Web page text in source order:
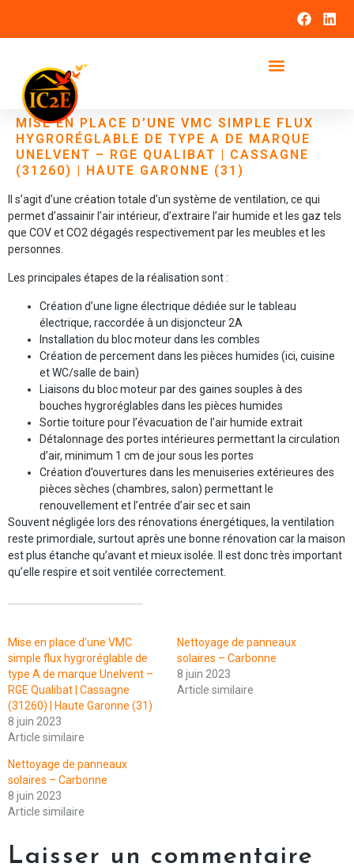
MISE EN PLACE D’UNE VMC SIMPLE FLUX
HYGRORÉGLABLE DE TYPE A DE MARQUE
UNELVENT – RGE QUALIBAT | CASSAGNE
(31260) | HAUTE GARONNE (31)
Il s’agit d’une création totale d’un système de ventilation, ce qui
permet d’assainir l’air intérieur, d’extraire l’air humide et les gaz tels
que COV et CO2 dégagés respectivement par les meubles et les
personnes.
Les principales étapes de la réalisation sont :
Création d’une ligne électrique dédiée sur le tableau
électrique, raccordée à un disjoncteur 2A
Installation du bloc moteur dans les combles
Création de percement dans les pièces humides (ici, cuisine
et WC/salle de bain)
Liaisons du bloc moteur par des gaines souples à des
bouches hygroréglables dans les pièces humides
Sortie toiture pour l’évacuation de l’air humide extrait
Détalonnage des portes intérieures permettant la circulation
d’air, minimum 1 cm de jour sous les portes
Création d’ouvertures dans les menuiseries extérieures des
pièces sèches (chambres, salon) permettant le
renouvellement et l’entrée d’air sec et sain
Souvent négligée lors des rénovations énergétiques, la ventilation
reste primordiale, surtout après une bonne rénovation car la maison
est plus étanche qu’avant et mieux isolée. Il est donc très important
qu’elle respire et soit ventilée correctement.
Mise en place d’une VMC
simple flux hygroréglable de
type A de marque Unelvent –
RGE Qualibat | Cassagne
(31260) | Haute Garonne (31)
8 juin 2023
Article similaire
Nettoyage de panneaux
solaires – Carbonne
8 juin 2023
Article similaire
Nettoyage de panneaux
solaires – Carbonne
8 juin 2023
Article similaire
Laisser un commentaire